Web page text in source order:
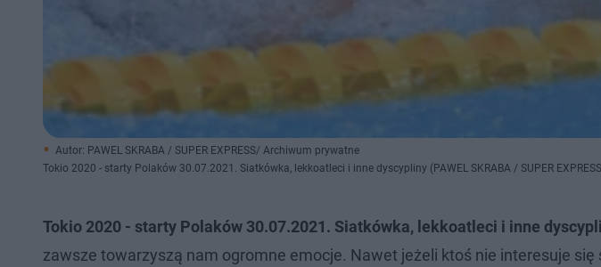
Autor: PAWEL SKRABA / SUPER EXPRESS/ Archiwum prywatne
Tokio 2020 - starty Polaków 30.07.2021. Siatkówka, lekkoatleci i inne dyscypliny (PAWEL SKRABA / SUPER
Tokio 2020 - starty Polaków 30.07.2021. Siatkówka, lekkoatleci i inne
zawsze towarzyszą nam ogromne emocje. Nawet jeżeli ktoś nie interesuje